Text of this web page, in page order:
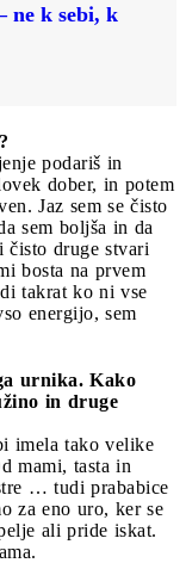
ne k sebi, k
podariš in
dober, in potem
Jaz sem se čisto
sem boljša in da
čisto druge stvari
bosta na prvem
takrat ko ni vse
energijo, sem
urnika. Kako
in druge
imela tako velike
mami, tasta in
… tudi prababice
za eno uro, ker se
ali pride iskat.